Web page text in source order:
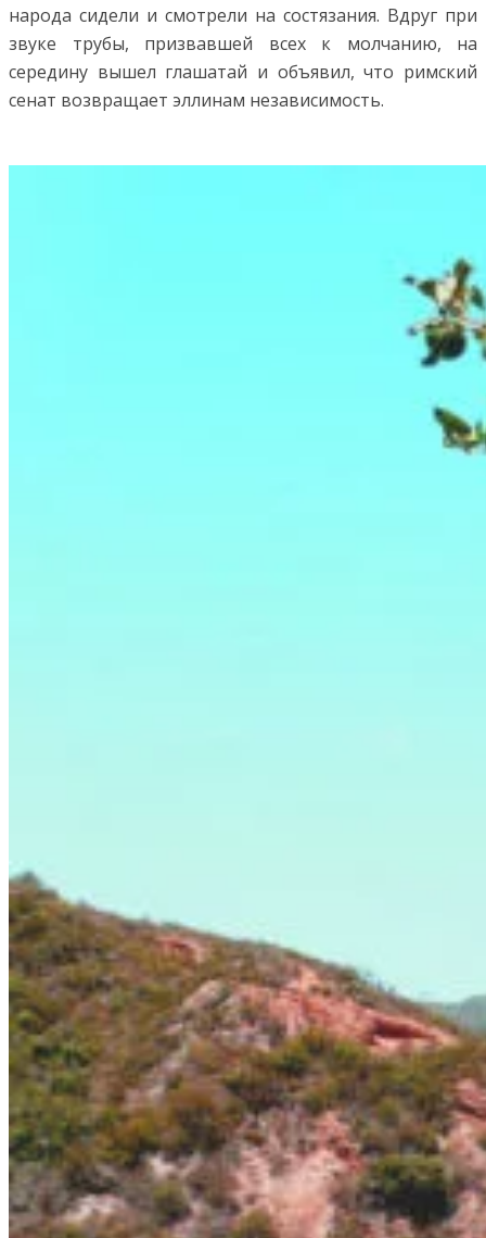
народа сидели и смотрели на состязания. Вдруг при
звуке трубы, призвавшей всех к молчанию, на
середину вышел глашатай и объявил, что римский
сенат возвращает эллинам независимость.